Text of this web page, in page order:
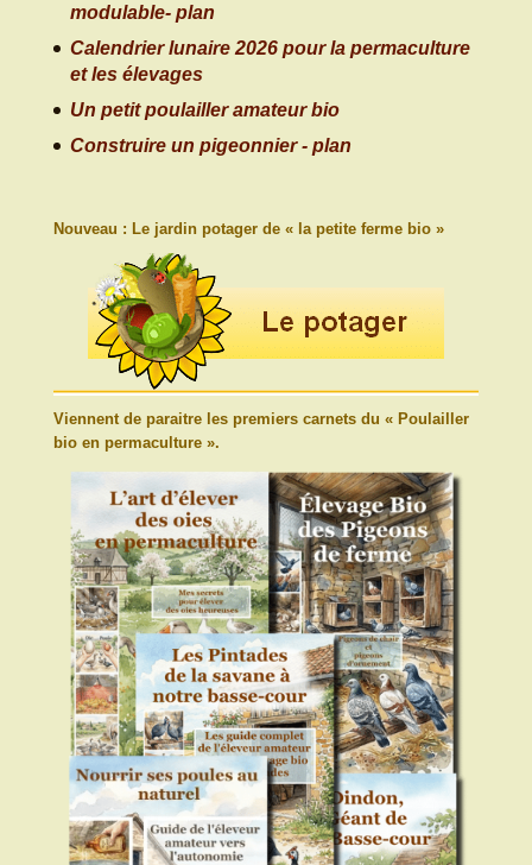
modulable- plan
Calendrier lunaire 2026 pour la permaculture
et les élevages
Un petit poulailler amateur bio
Construire un pigeonnier - plan
Nouveau : Le jardin potager de « la petite ferme bio »
Viennent de paraitre les premiers carnets du « Poulailler
bio en permaculture ».